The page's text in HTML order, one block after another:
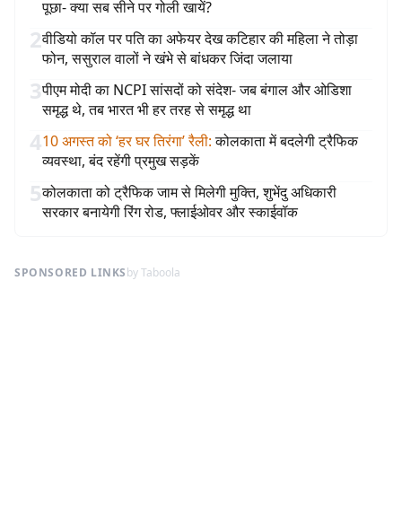
पूछा- क्या सब सीने पर गोली खायें?
2वीडियो कॉल पर पति का अफेयर देख कटिहार की महिला ने तोड़ा
फोन, ससुराल वालों ने खंभे से बांधकर जिंदा जलाया
3पीएम मोदी का NCPI सांसदों को संदेश- जब बंगाल और ओडिशा
समृद्ध थे, तब भारत भी हर तरह से समृद्ध था
410 अगस्त को ‘हर घर तिरंगा’ रैली: कोलकाता में बदलेगी ट्रैफिक
व्यवस्था, बंद रहेंगी प्रमुख सड़कें
5कोलकाता को ट्रैफिक जाम से मिलेगी मुक्ति, शुभेंदु अधिकारी
सरकार बनायेगी रिंग रोड, फ्लाईओवर और स्काईवॉक
SPONSORED LINKSby Taboola